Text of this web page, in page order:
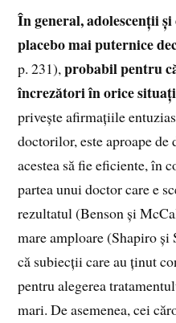
În general, adolescenții
placebo mai puternice
p. 231),probabil pentru
încrezători în orice
privește afirmațiile
doctorilor, este aproape
acestea să fie eficiente, în
partea unui doctor care e
rezultatul (Benson și
mare amploare (Shapiro și
că subiecții care au ținut
pentru alegerea
mari. De asemenea, cei